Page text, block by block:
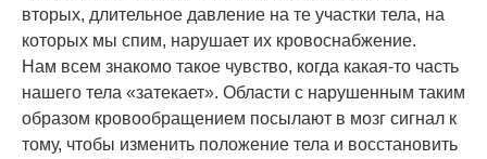
вторых, длительное давление на те участки тела, на
которых мы спим, нарушает их кровоснабжение.
Нам всем знакомо такое чувство, когда какая-то часть
нашего тела «затекает». Области с нарушенным таким
образом кровообращением посылают в мозг сигнал к
тому, чтобы изменить положение тела и восстановить